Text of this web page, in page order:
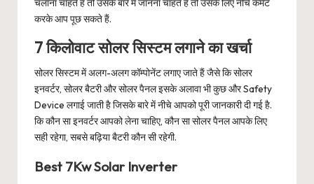
चलाना चाहते हैं तो उसके बारे में जानना चाहते हैं तो उसके लिए नीचे कमेंट
करके आप पूछ सकते हैं.
7 किलोवाट सोलर सिस्टम लगाने का खर्चा
सोलर सिस्टम में अलग-अलग कॉम्पोनेंट लगाए जाते हैं जैसे कि सोलर
इनवर्टर, सोलर बैटरी और सोलर पैनल इसके अलावा भी कुछ और Safety
Device लगाई जाती है जिसके बारे में नीचे आपको पूरी जानकारी दी गई है.
कि कौन सा इनवर्टर आपको लेना चाहिए, कौन सा सोलर पैनल आपके लिए
सही रहेगा, सबसे बढ़िया बैटरी कौन सी रहेगी.
Best 7Kw Solar Inverter